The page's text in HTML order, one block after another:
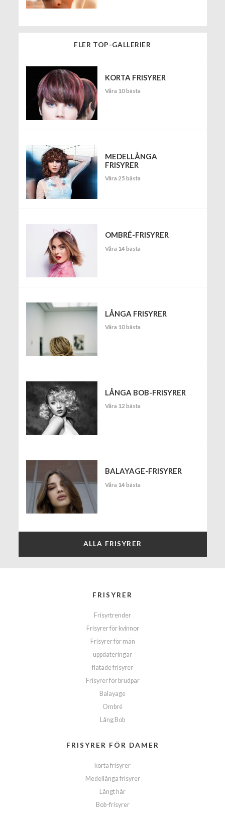
FLER TOP-GALLERIER
KORTA FRISYRER
Våra 10 bästa
MEDELLÅNGA
FRISYRER
Våra 25 bästa
OMBRÉ-FRISYRER
Våra 14 bästa
LÅNGA FRISYRER
Våra 10 bästa
LÅNGA BOB-FRISYRER
Våra 12 bästa
BALAYAGE-FRISYRER
Våra 14 bästa
ALLA FRISYRER
FRISYRER
Frisyrtrender
Frisyrer för kvinnor
Frisyrer för män
uppdateringar
flätade frisyrer
Frisyrer för brudpar
Balayage
Ombré
Lång Bob
FRISYRER FÖR DAMER
korta frisyrer
Medellånga frisyrer
Långt hår
Bob-frisyrer